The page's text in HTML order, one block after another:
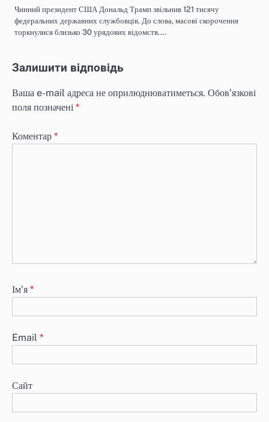
Чинний президент США Дональд Трамп звільнив 121 тисячу
федеральних державних службовців. До слова, масові скорочення
торкнулися близько 30 урядових відомств.…
Залишити відповідь
Ваша e-mail адреса не оприлюднюватиметься. Обов’язкові
поля позначені *
Коментар *
Ім'я *
Email *
Сайт